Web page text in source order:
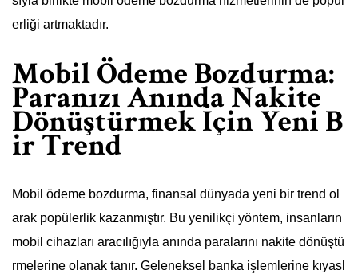
erliği artmaktadır.
Mobil Ödeme Bozdurma:
Paranızı Anında Nakite
Dönüştürmek İçin Yeni B
ir Trend
Mobil ödeme bozdurma, finansal dünyada yeni bir trend ol
arak popülerlik kazanmıştır. Bu yenilikçi yöntem, insanların
mobil cihazları aracılığıyla anında paralarını nakite dönüştü
rmelerine olanak tanır. Geleneksel banka işlemlerine kıyasl